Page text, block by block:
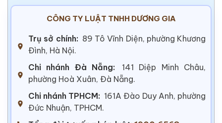
CÔNG TY LUẬT TNHH DƯƠNG GIA
Trụ sở chính: 89 Tô Vĩnh Diện, phường Khương
Đình, Hà Nội.
Chi nhánh Đà Nẵng:
141 Diệp Minh Châu,
phường Hoà Xuân, Đà Nẵng.
Chi nhánh TPHCM: 161A Đào Duy Anh, phường
Đức Nhuận, TPHCM.